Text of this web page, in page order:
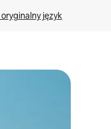
oryginalny język